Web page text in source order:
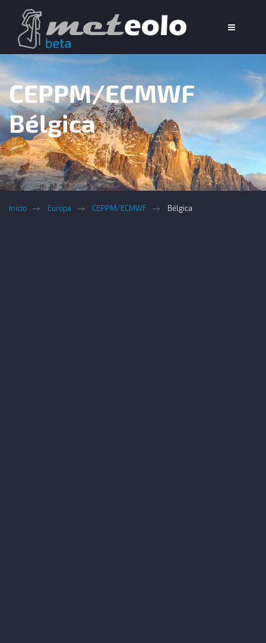
CEPPM/ECMWF
Bélgica
Inicio Europa CEPPM/ECMWF Bélgica